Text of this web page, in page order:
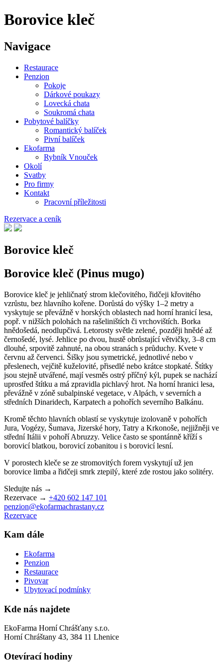
Borovice kleč
Navigace
Restaurace
Penzion
Pokoje
Dárkové poukazy
Lovecká chata
Soukromá chata
Pobytové balíčky
Romantický balíček
Pivní balíček
Ekofarma
Rybník Vnouček
Okolí
Svatby
Pro firmy
Kontakt
Pracovní příležitosti
Rezervace a ceník
Borovice kleč
Borovice kleč (Pinus mugo)
Borovice kleč je jehličnatý strom klečovitého, řidčeji křovitého
vzrůstu, bez hlavního kořene. Dorůstá do výšky 1–2 metry a
vyskytuje se převážně v horských oblastech nad horní hranicí lesa,
popř. v nižších polohách na rašeliništích či vrchovištích. Borka
hnědošedá, neodlupčivá. Letorosty světle zelené, později hnědé až
černošedé, lysé. Jehlice po dvou, hustě obrůstající větvičky, 3–8 cm
dlouhé, srpovitě zahnuté, na obou stranách s průduchy. Kvete v
červnu až červenci. Šišky jsou symetrické, jednotlivé nebo v
přeslenech, vejčitě kuželovité, přisedlé nebo krátce stopkaté. Štítky
jsou stejně utvářené, mají vesměs ostrý příčný kýl, pupek se nachází
uprostřed štítku a má zpravidla pichlavý hrot. Na horní hranici lesa,
převážně v zóně subalpinské vegetace, v Alpách, v severních a
středních Dinaridech, Karpatech a pohořích severního Balkánu.
Kromě těchto hlavních oblastí se vyskytuje izolovaně v pohořích
Jura, Vogézy, Šumava, Jizerské hory, Tatry a Krkonoše, nejjižněji ve
střední Itálii v pohoří Abruzzy. Velice často se spontánně kříží s
borovicí blatkou, borovicí zobanitou i s borovicí lesní.
V porostech kleče se ze stromovitých forem vyskytují už jen
borovice limba a řidčeji smrk ztepilý, které zde rostou jako solitéry.
Sledujte nás →
Rezervace → +420 602 147 101
penzion@ekofarmachrastany.cz
Rezervace
Kam dále
Ekofarma
Penzion
Restaurace
Pivovar
Ubytovací podmínky
Kde nás najdete
EkoFarma Horní Chrášťany s.r.o.
Horní Chráštany 43, 384 11 Lhenice
Otevírací hodiny